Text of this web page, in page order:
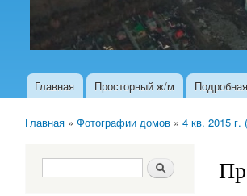
Главное меню
Главная Просторный ж/м
Главная » Фотографии домов » 4 кв. 2015
Форма поиска Поиск